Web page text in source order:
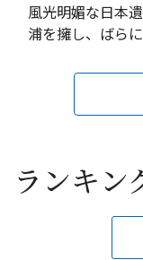
風光明媚な日本
浦を擁し、ばら
ランキン